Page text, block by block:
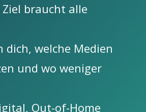
braucht alle
dich, welche Medien
und wo weniger
Out-of-Home